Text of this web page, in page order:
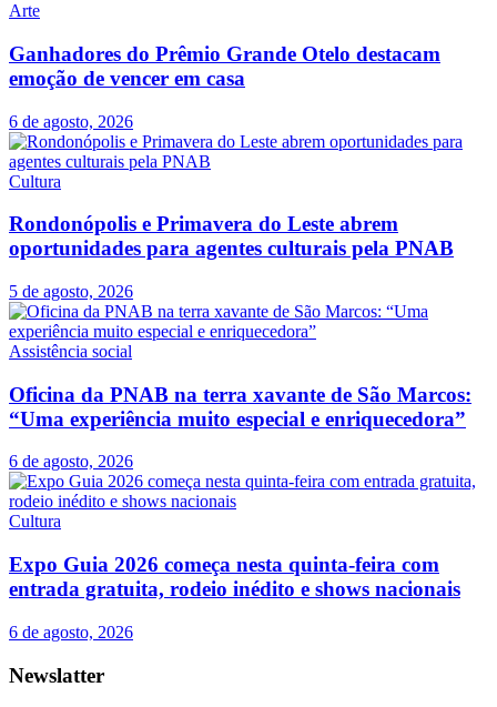
Arte
Ganhadores do Prêmio Grande Otelo destacam
emoção de vencer em casa
6 de agosto, 2026
Cultura
Rondonópolis e Primavera do Leste abrem
oportunidades para agentes culturais pela PNAB
5 de agosto, 2026
Assistência social
Oficina da PNAB na terra xavante de São Marcos:
“Uma experiência muito especial e enriquecedora”
6 de agosto, 2026
Cultura
Expo Guia 2026 começa nesta quinta-feira com
entrada gratuita, rodeio inédito e shows nacionais
6 de agosto, 2026
Newslatter